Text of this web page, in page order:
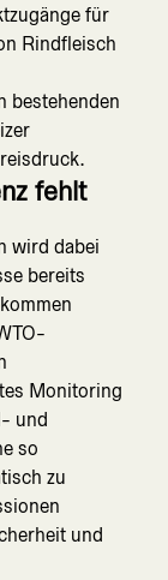
für
Rindfleisch
bestehenden
fehlt
wird dabei
bereits
Monitoring
und
so
zu
und